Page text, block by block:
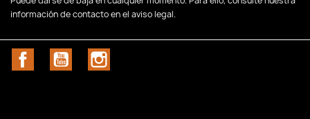
información de contacto en el aviso legal.
FacebookYouTube